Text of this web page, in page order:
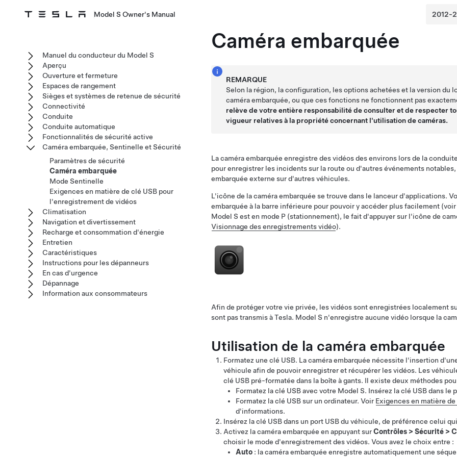
Model S Owner's Manual
Caméra embarquée
REMARQUE
Selon la région, la configuration, les options achetées et la version du
caméra embarquée, ou que ces fonctions ne fonctionnent pas
relève de votre entière responsabilité de consulter et de respecter
vigueur relatives à la propriété concernant l'utilisation de caméras.
La caméra embarquée enregistre des vidéos des environs lors de la
pour enregistrer les incidents sur la route ou d'autres événements
embarquée externe sur d'autres véhicules.
L'icône de la caméra embarquée se trouve dans le lanceur d'applications.
embarquée à la barre inférieure pour pouvoir y accéder plus facilement (voir
Model S est en mode P (stationnement), le fait d'appuyer sur l'icône de
Visionnage des enregistrements vidéo).
Afin de protéger votre vie privée, les vidéos sont enregistrées localement
sont pas transmis à Tesla. Model S n'enregistre aucune vidéo lorsque la
Utilisation de la caméra embarquée
Formatez une clé USB. La caméra embarquée nécessite l'insertion
véhicule afin de pouvoir enregistrer et récupérer les vidéos. Les
clé USB pré-formatée dans la boîte à gants. Il existe deux méthodes
Formatez la clé USB avec votre Model S. Insérez la clé USB dans le
Formatez la clé USB sur un ordinateur. Voir Exigences en matière
d'informations.
Insérez la clé USB dans un port USB du véhicule, de préférence celui
Activez la caméra embarquée en appuyant surContrôles > Sécurité >
choisir le mode d'enregistrement des vidéos. Vous avez le choix entre :
Auto : la caméra embarquée enregistre automatiquement une
Manuel du conducteur du Model S
Aperçu
Ouverture et fermeture
Espaces de rangement
Sièges et systèmes de retenue de sécurité
Connectivité
Conduite
Conduite automatique
Fonctionnalités de sécurité active
Caméra embarquée, Sentinelle et Sécurité
Paramètres de sécurité
Caméra embarquée
Mode Sentinelle
Exigences en matière de clé USB pour
l'enregistrement de vidéos
Climatisation
Navigation et divertissement
Recharge et consommation d'énergie
Entretien
Caractéristiques
Instructions pour les dépanneurs
En cas d'urgence
Dépannage
Information aux consommateurs